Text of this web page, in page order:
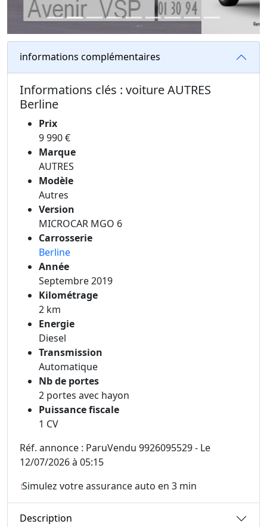
informations complémentaires
Informations clés : voiture AUTRES
Berline
Prix
9 990 €
Marque
AUTRES
Modèle
Autres
Version
MICROCAR MGO 6
Carrosserie
Berline
Année
Septembre 2019
Kilométrage
2 km
Energie
Diesel
Transmission
Automatique
Nb de portes
2 portes avec hayon
Puissance fiscale
1 CV
Réf. annonce : ParuVendu 9926095529 - Le
12/07/2026 à 05:15
Simulez votre assurance auto en 3 min
Description